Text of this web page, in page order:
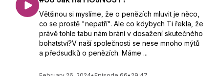
Většinou si myslíme, že o penězích mluvit je něco,
co se prostě "nepatří". Ale co kdybych Ti řekla, že
právě tohle tabu nám brání v dosažení skutečného
bohatství?V naší společnosti se nese mnoho mýtů
a předsudků o penězích. Máme ...